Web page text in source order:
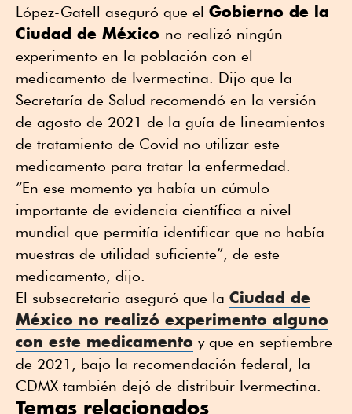
López-Gatell aseguró que el Gobierno de la
Ciudad de México no realizó ningún
experimento en la población con el
medicamento de Ivermectina. Dijo que la
Secretaría de Salud recomendó en la versión
de agosto de 2021 de la guía de lineamientos
de tratamiento de Covid no utilizar este
medicamento para tratar la enfermedad.
“En ese momento ya había un cúmulo
importante de evidencia científica a nivel
mundial que permitía identificar que no había
muestras de utilidad suficiente”, de este
medicamento, dijo.
El subsecretario aseguró que la Ciudad de
México no realizó experimento alguno
con este medicamento y que en septiembre
de 2021, bajo la recomendación federal, la
CDMX también dejó de distribuir Ivermectina.
Temas relacionados